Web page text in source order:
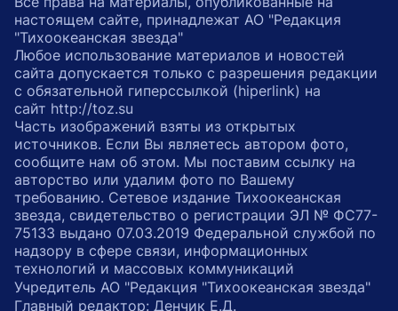
настоящем сайте, принадлежат АО "Редакция
"Тихоокеанская звезда"
Любое использование материалов и новостей
сайта допускается только с разрешения редакции
с обязательной гиперссылкой (hiperlink) на
сайт http://toz.su
Часть изображений взяты из открытых
источников. Если Вы являетесь автором фото,
сообщите нам об этом. Мы поставим ссылку на
авторство или удалим фото по Вашему
требованию. Сетевое издание Тихоокеанская
звезда, свидетельство о регистрации ЭЛ № ФС77-
75133 выдано 07.03.2019 Федеральной службой по
надзору в сфере связи, информационных
технологий и массовых коммуникаций
Учредитель АО "Редакция "Тихоокеанская звезда"
Главный редактор: Денчик Е.Д.